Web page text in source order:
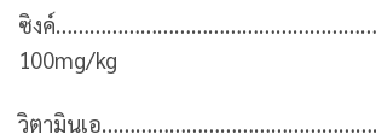
ซิงค์
100mg/kg
วิตามินเอ